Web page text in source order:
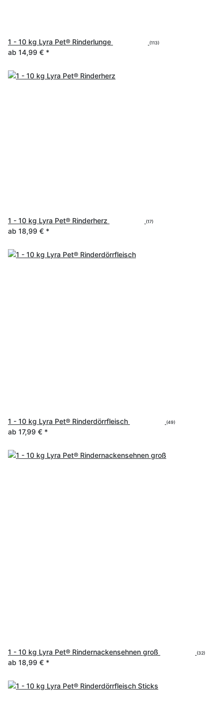
1 - 10 kg Lyra Pet® Rinderlunge (113)
ab 14,99 € *
1 - 10 kg Lyra Pet® Rinderherz (17)
ab 18,99 € *
1 - 10 kg Lyra Pet® Rinderdörrfleisch (49)
ab 17,99 € *
1 - 10 kg Lyra Pet® Rindernackensehnen groß (32)
ab 18,99 € *